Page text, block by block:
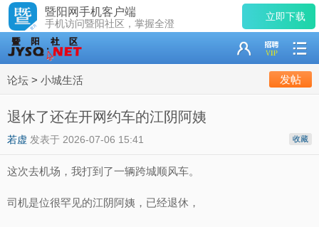
暨阳网手机客户端
手机访问暨阳社区，掌握全澄
立即下载
论坛 > 小城生活 发帖
退休了还在开网约车的江阴阿姨
收藏
若虚 发表于 2026-07-06 15:41
这次去机场，我打到了一辆跨城顺风车。
司机是位很罕见的江阴阿姨，已经退休，